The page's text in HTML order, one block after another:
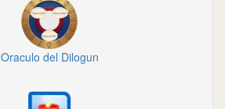
Oraculo del Dilogun